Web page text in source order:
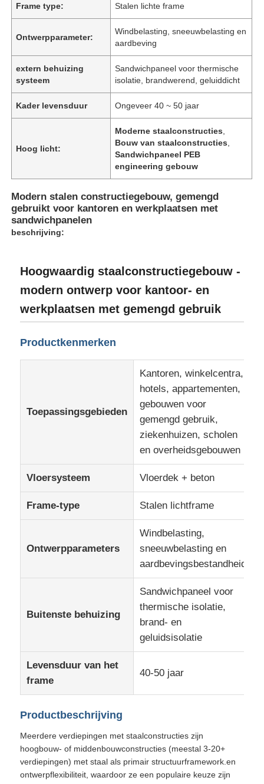
Producten
Over ons
Fabriekstocht
Nieuws
Blog
Vraag een offerte
Frame type: Stalen lichte frame
Ontwerpparameter:
Windbelasting, sneeuwbelasting en
aardbeving
extern behuizing
systeem
Sandwichpaneel voor thermische
isolatie, brandwerend, geluiddicht
Kader levensduur Ongeveer 40 ~ 50 jaar
Hoog licht:
Moderne staalconstructies
Bouw van staalconstructies
Sandwichpaneel PEB
engineering gebouw
Modern stalen constructiegebouw, gemengd
gebruikt voor kantoren en werkplaatsen met
sandwichpanelen
beschrijving:
Hoogwaardig staalconstructiegebouw -
modern ontwerp voor kantoor- en
werkplaatsen met gemengd gebruik
Productkenmerken
Toepassingsgebieden
Kantoren, winkelcentra,
hotels, appartementen,
gebouwen voor
gemengd gebruik,
ziekenhuizen, scholen
en overheidsgebouwen
Vloersysteem Vloerdek + beton
Frame-type Stalen lichtframe
Ontwerpparameters
Windbelasting,
sneeuwbelasting en
aardbevingsbestandheid
Buitenste behuizing
Sandwichpaneel voor
thermische isolatie,
brand- en
geluidsisolatie
Levensduur van het
frame
40-50 jaar
Productbeschrijving
Meerdere verdiepingen met staalconstructies zijn
hoogbouw- of middenbouwconstructies (meestal 3-20+
verdiepingen) met staal als primair structuurframework.en
ontwerpflexibiliteit, waardoor ze een populaire keuze zijn